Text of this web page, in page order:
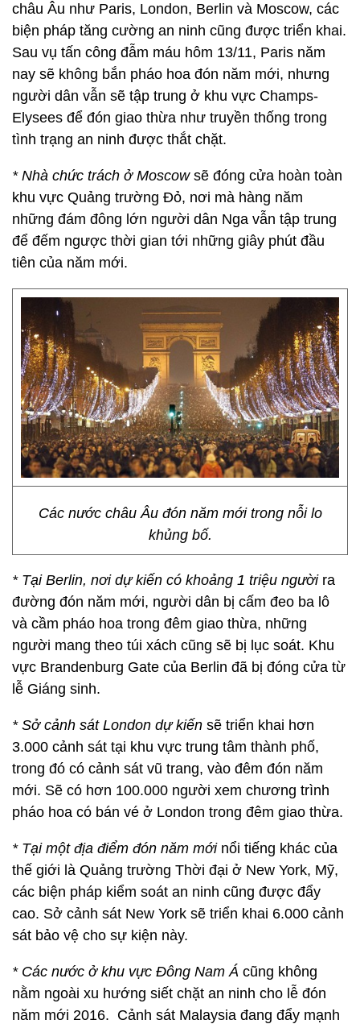
châu Âu như Paris, London, Berlin và Moscow, các
biện pháp tăng cường an ninh cũng được triển khai.
Sau vụ tấn công đẫm máu hôm 13/11, Paris năm
nay sẽ không bắn pháo hoa đón năm mới, nhưng
người dân vẫn sẽ tập trung ở khu vực Champs-
Elysees để đón giao thừa như truyền thống trong
tình trạng an ninh được thắt chặt.
* Nhà chức trách ở Moscowsẽ đóng cửa hoàn toàn
khu vực Quảng trường Đỏ, nơi mà hàng năm
những đám đông lớn người dân Nga vẫn tập trung
để đếm ngược thời gian tới những giây phút đầu
tiên của năm mới.
Các nước châu Âu đón năm mới trong nỗi lo
khủng bố.
* Tại Berlin, nơi dự kiến có khoảng 1 triệu ngườira
đường đón năm mới, người dân bị cấm đeo ba lô
và cầm pháo hoa trong đêm giao thừa, những
người mang theo túi xách cũng sẽ bị lục soát. Khu
vực Brandenburg Gate của Berlin đã bị đóng cửa từ
lễ Giáng sinh.
* Sở cảnh sát London dự kiến sẽ triển khai hơn
3.000 cảnh sát tại khu vực trung tâm thành phố,
trong đó có cảnh sát vũ trang, vào đêm đón năm
mới. Sẽ có hơn 100.000 người xem chương trình
pháo hoa có bán vé ở London trong đêm giao thừa.
* Tại một địa điểm đón năm mới nổi tiếng khác của
thế giới là Quảng trường Thời đại ở New York, Mỹ,
các biện pháp kiểm soát an ninh cũng được đẩy
cao. Sở cảnh sát New York sẽ triển khai 6.000 cảnh
sát bảo vệ cho sự kiện này.
* Các nước ở khu vực Đông Nam Á cũng không
nằm ngoài xu hướng siết chặt an ninh cho lễ đón
năm mới 2016. Cảnh sát Malaysia đang đẩy mạnh